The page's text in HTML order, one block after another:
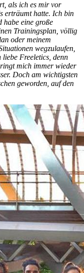
als ich es mir vor
erträumt hatte. Ich bin
habe eine große
Trainingsplan, völlig
oder meinem
wegzulaufen,
Freeletics, denn
mich immer wieder
Doch am wichtigsten
geworden, auf den